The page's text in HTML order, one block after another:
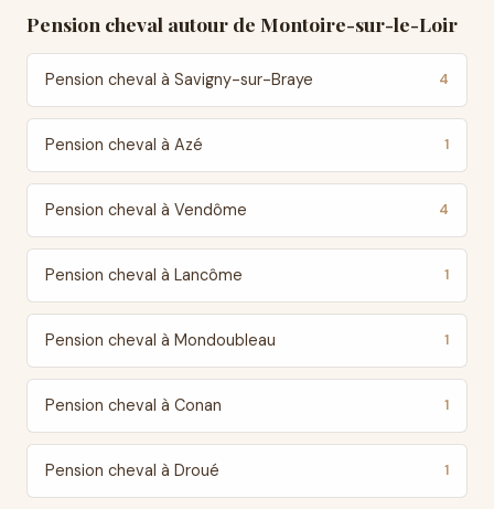
Pension cheval autour de Montoire-sur-le-Loir
Pension cheval à Savigny-sur-Braye 4
Pension cheval à Azé 1
Pension cheval à Vendôme 4
Pension cheval à Lancôme 1
Pension cheval à Mondoubleau 1
Pension cheval à Conan 1
Pension cheval à Droué 1